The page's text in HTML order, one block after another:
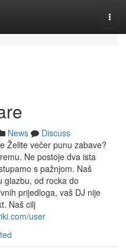
News
Discuss
Želite večer punu zabave?
Ne postoje dva ista
s pažnjom. Naš
glazbu, od rocka do
prijedloga, vaš DJ nije
Naš cilj
user